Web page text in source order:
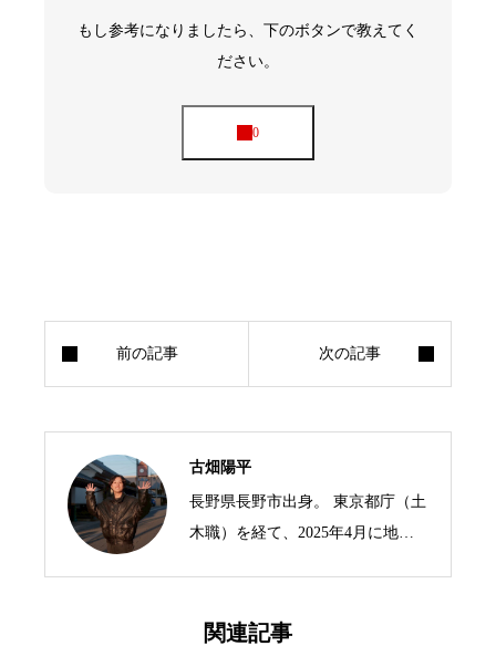
もし参考になりましたら、下のボタンで教えてく
ださい。
古畑陽平
長野県長野市出身。 東京都庁（土
木職）を経て、2025年4月に地域
家の蔵を改装した拠点整備やコー
関連記事